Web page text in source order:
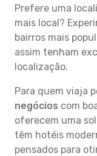
Prefere uma
mais local?
bairros mais
assim tenham
localização.
Para quem viaja
negócios com
oferecem uma
têm hotéis
pensados para